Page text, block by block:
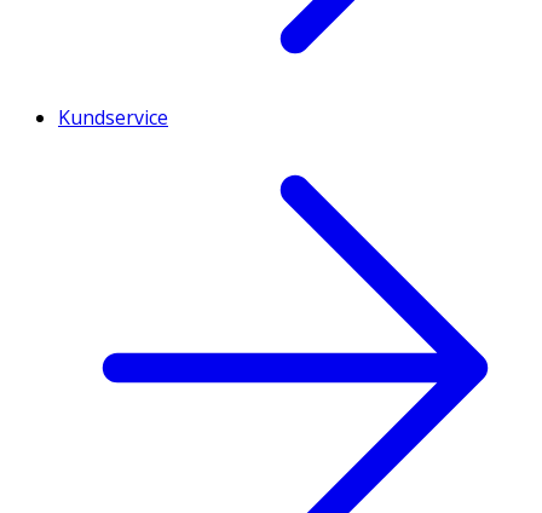
Kundservice